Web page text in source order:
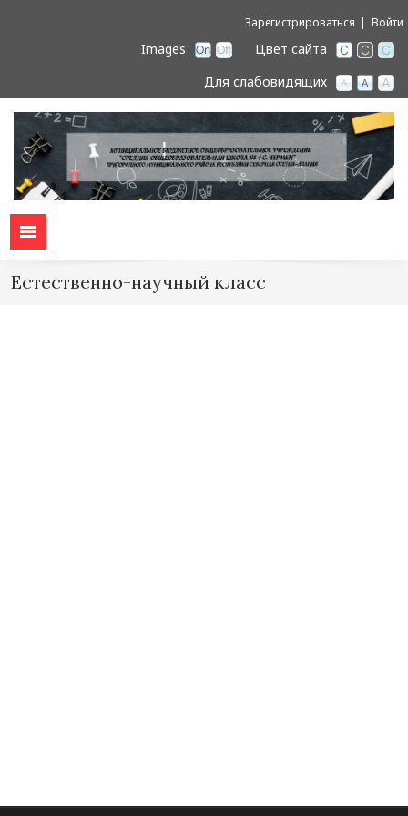
Зарегистрироваться Войти
Цвет сайта
Images
Для слабовидящих
Естественно-научный класс